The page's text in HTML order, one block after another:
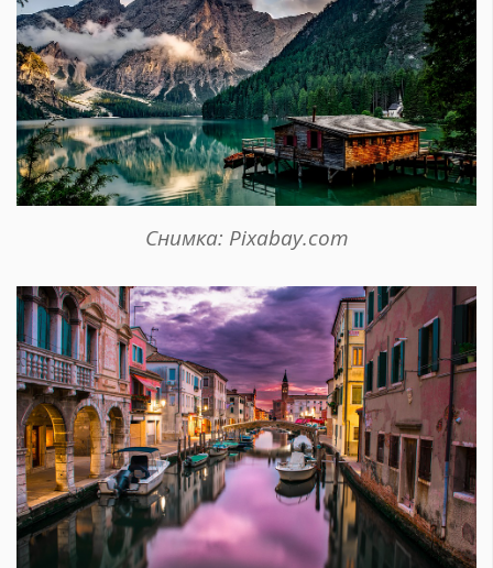
Снимка: Pixabay.com